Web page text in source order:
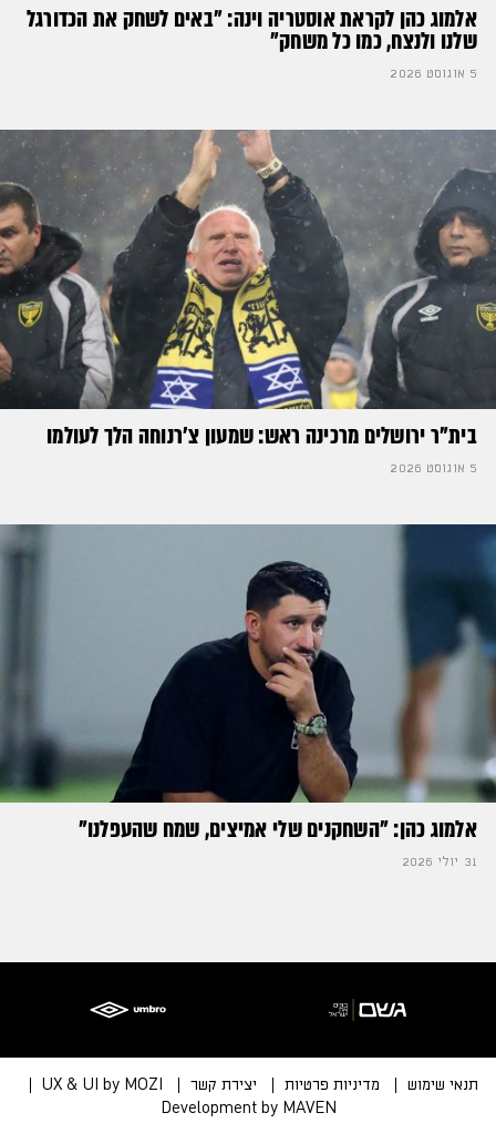
אלמוג כהן לקראת אוסטריה וינה: ״באים לשחק את הכדורגל
שלנו ולנצח, כמו כל משחק״
5 אוגוסט 2026
בית"ר ירושלים מרכינה ראש: שמעון צ'רנוחה הלך לעולמו
5 אוגוסט 2026
אלמוג כהן: "השחקנים שלי אמיצים, שמח שהעפלנו"
31 יולי 2026
תנאי שימוש מדיניות פרטיות יצירת קשר
UX & UI by MOZI
Development by MAVEN